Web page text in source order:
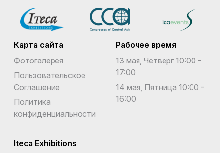
Карта сайта
Фотогалерея
Пользовательское
Соглашение
Политика
конфиденциальности
Рабочее время
13 мая, Четверг 10:00 -
17:00
14 мая, Пятница 10:00 -
16:00
Iteca Exhibitions